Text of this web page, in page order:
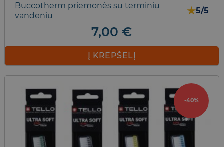
Buccotherm priemonės su terminiu
vandeniu
★5/5
7,00€
Į KREPŠELĮ
-40%